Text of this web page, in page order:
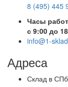
8 (495) 445
Часы
с 9:00 до
info@1-
Адреса
Склад в